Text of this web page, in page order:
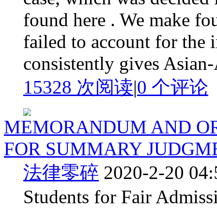
found here . We make
failed to account for the
consistently gives
15328 次阅读|0 个评论
MEMORANDUM AND
FOR SUMMARY
法律零碎 2020-2-20
Students for Fair